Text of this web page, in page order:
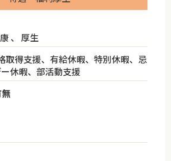
、 厚生
取得支援、有給休暇、特別休暇、忌
休暇、部活動支援